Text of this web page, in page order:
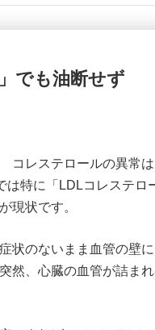
でも油断せず
レステロールの異常
は特に「LDLコレステロ
現状です。
状のないまま血管の壁に
然、心臓の血管が詰ま